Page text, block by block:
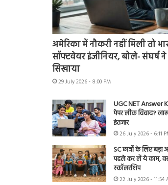
अमेरिका में नौकरी नहीं मिली तो
सॉफ्टवेयर इंजीनियर, बोले- संघर्ष
सिखाया
29 July 2026 - 8:00 PM
UGC NET Answer
पेपर लीक विवाद?
इंतजार
26 July 2026 - 6:11
SC छात्रों के लिए
पहले कर लें ये काम,
स्कॉलरशिप
22 July 2026 - 11:54